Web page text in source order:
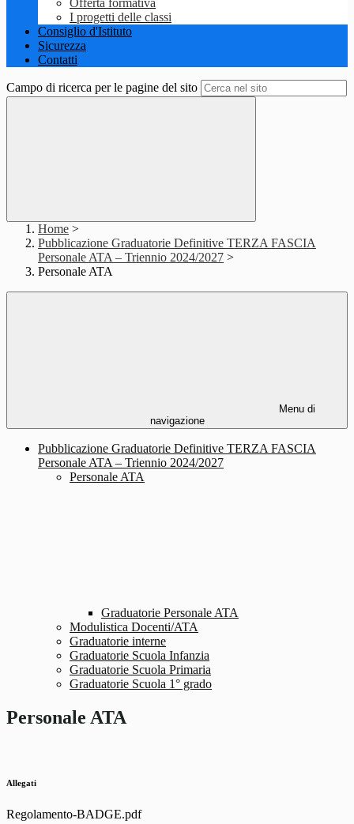
Offerta formativa
I progetti delle classi
Consiglio d'Istituto
Sicurezza
Contatti
Campo di ricerca per le pagine del sito
Home >
Pubblicazione Graduatorie Definitive TERZA FASCIA
Personale ATA – Triennio 2024/2027 >
Personale ATA
Menu di
navigazione
Pubblicazione Graduatorie Definitive TERZA FASCIA
Personale ATA – Triennio 2024/2027
Personale ATA
Graduatorie Personale ATA
Modulistica Docenti/ATA
Graduatorie interne
Graduatorie Scuola Infanzia
Graduatorie Scuola Primaria
Graduatorie Scuola 1° grado
Personale ATA
Allegati
Regolamento-BADGE.pdf